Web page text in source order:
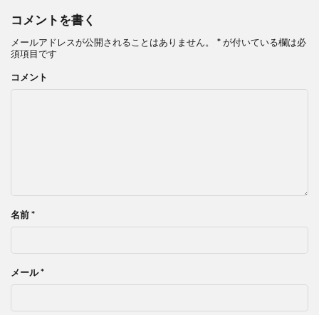
コメントを書く
メールアドレスが公開されることはありません。 *が付いている欄は必
須項目です
コメント
名前*
メール*